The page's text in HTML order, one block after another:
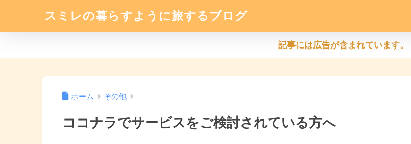
スミレの暮らすように旅するブログ
記事には広告が含まれています。
ホーム その他
ココナラでサービスをご検討されている方へ